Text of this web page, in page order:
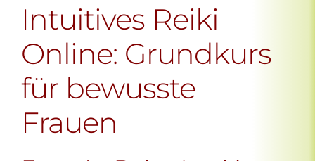
Intuitives Reiki
Online: Grundkurs
für bewusste
Frauen